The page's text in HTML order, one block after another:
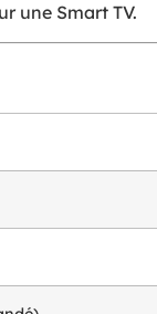
une Smart TV.